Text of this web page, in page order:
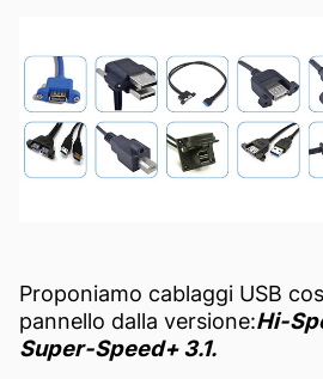
Proponiamo cablaggi USB
pannello dalla versione:Hi-
Super-Speed+ 3.1.